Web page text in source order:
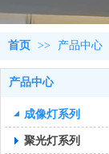
首页 >> 产品中心
产品中心
成像灯系列
聚光灯系列